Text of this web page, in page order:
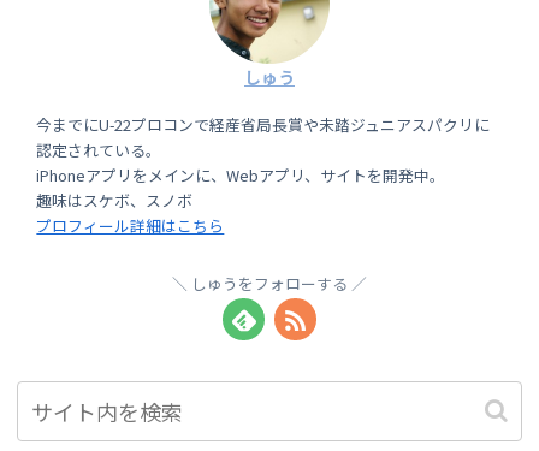
しゅう
今までにU-22プロコンで経産省局長賞や未踏ジュニアスパクリに
認定されている。
iPhoneアプリをメインに、Webアプリ、サイトを開発中。
趣味はスケボ、スノボ
プロフィール詳細はこちら
しゅうをフォローする